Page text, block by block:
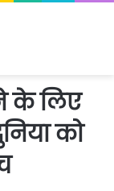
के लिए
को